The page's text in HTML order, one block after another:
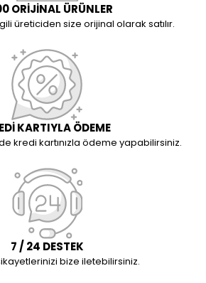
ORİJİNAL ÜRÜNLER
üreticiden size orijinal olarak satılır.
KARTIYLA ÖDEME
kredi kartınızla ödeme yapabilirsiniz.
7 / 24 DESTEK
bize iletebilirsiniz.